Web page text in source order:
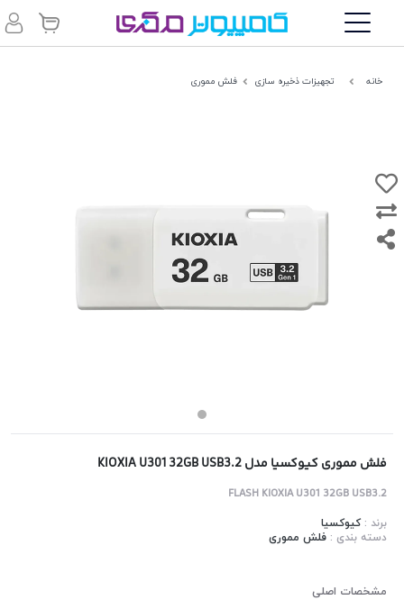
خانه تجهیزات ذخیره سازی فلش مموری
فلش مموری کیوکسیا مدل KIOXIA U301 32GB USB3.2
FLASH KIOXIA U301 32GB USB3.2
برند :کیوکسیا
دسته بندی :فلش مموری
مشخصات اصلی